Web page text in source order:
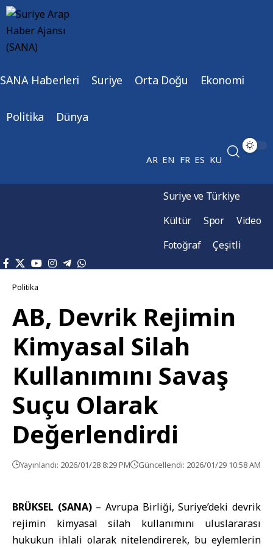
SANA Haberleri Suriye Orta Doğu Ekonomi
Politika Dünya
AR EN FR ES KU
Suriye ve Türkiye
Kültür
Spor
Video
Fotoğraf
Çeşitli
Politika
AB, Devrik Rejimin
Kimyasal Silah
Kullanımını Savaş
Suçu Olarak
Değerlendirdi
Yayınlandı: 2026/01/28 8:29 PM Güncellendi: 2026/01/29 10:58 AM
BRÜKSEL (SANA)– Avrupa Birliği, Suriye’deki devrik
rejimin kimyasal silah kullanımını uluslararası
hukukun ihlali olarak nitelendirerek, bu eylemlerin